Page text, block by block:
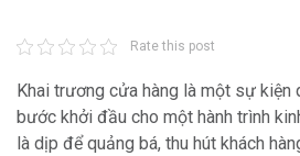
Rate this post
Khai trương cửa hàng là một sự kiện
bước khởi đầu cho một hành trình
là dịp để quảng bá, thu hút khách